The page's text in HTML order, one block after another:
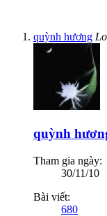
quỳnh hương
quỳnh
Tham gia ngày:
30/11/10
Bài viết:
680